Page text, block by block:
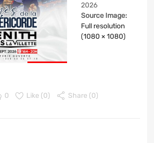
2026
Source Image:
Full resolution
(1080 × 1080)
0 Like (0) Share (0)